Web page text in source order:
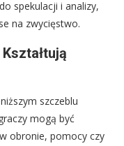
spekulacji i analizy,
na zwycięstwo.
szczeblu
mogą być
obronie, pomocy czy